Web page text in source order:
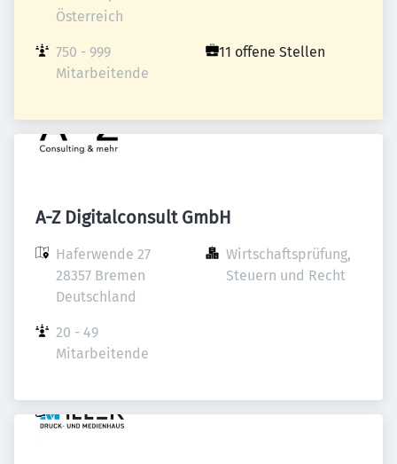
Österreich
750 - 999
Mitarbeitende
11 offene Stellen
A-Z Digitalconsult GmbH
Haferwende 27
28357 Bremen
Deutschland
Wirtschaftsprüfung,
Steuern und Recht
20 - 49
Mitarbeitende